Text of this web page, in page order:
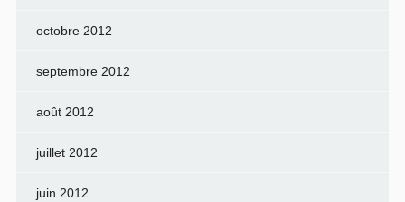
octobre 2012
septembre 2012
août 2012
juillet 2012
juin 2012